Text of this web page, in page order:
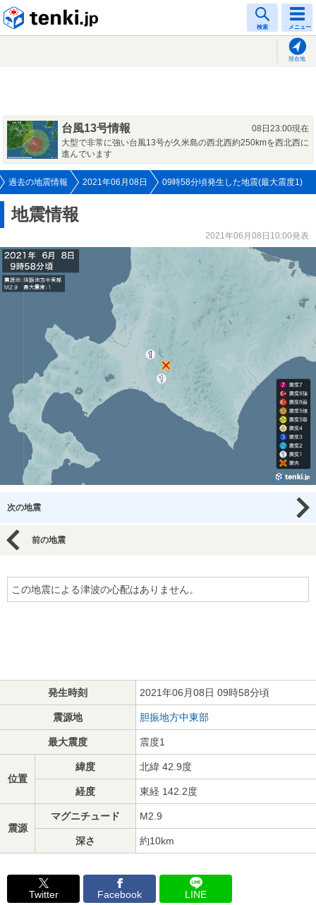
検索 メニュー
現在地
台風13号情報
08日23:00現在
大型で非常に強い台風13号が久米島の西北西約250kmを西北西に
進んでいます
過去の地震情報 2021年06月08日 09時58分頃発生した地震(最大震度1)
地震情報
2021年06月08日10:00発表
次の地震
前の地震
この地震による津波の心配はありません。
発生時刻 2021年06月08日 09時58分頃
震源地 胆振地方中東部
最大震度 震度1
位置
緯度 北緯 42.9度
経度 東経 142.2度
震源
マグニチュード M2.9
深さ 約10km
Twitter Facebook LINE